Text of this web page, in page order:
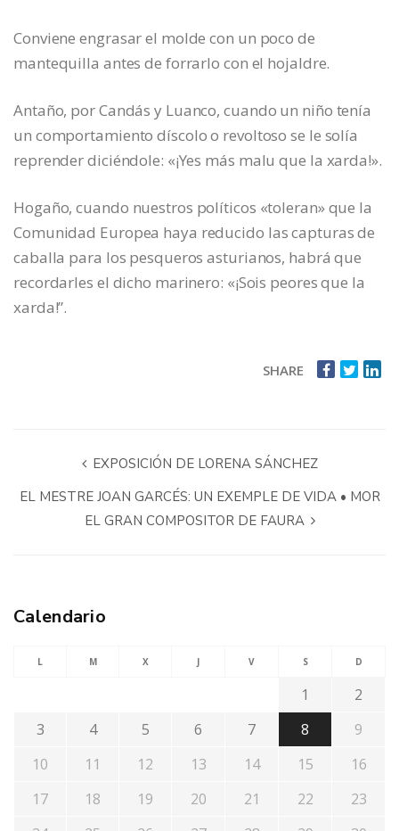
Conviene engrasar el molde con un poco de
mantequilla antes de forrarlo con el hojaldre.
Antaño, por Candás y Luanco, cuando un niño tenía
un comportamiento díscolo o revoltoso se le solía
reprender diciéndole: «¡Yes más malu que la xarda!».
Hogaño, cuando nuestros políticos «toleran» que la
Comunidad Europea haya reducido las capturas de
caballa para los pesqueros asturianos, habrá que
recordarles el dicho marinero: «¡Sois peores que la
xarda!”.
SHARE
EXPOSICIÓN DE LORENA SÁNCHEZ
EL MESTRE JOAN GARCÉS: UN EXEMPLE DE VIDA • MOR
EL GRAN COMPOSITOR DE FAURA
Calendario
L M X J V S D
1
2
3
4 5 6 7 8
9
10
11 12 13 14 15
16
17
18 19 20 21 22
23